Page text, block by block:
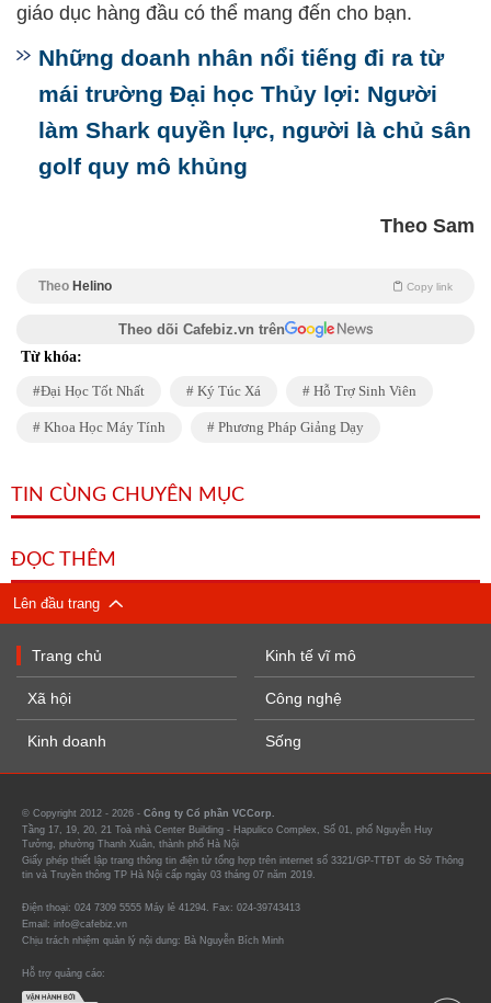
giáo dục hàng đầu có thể mang đến cho bạn.
Những doanh nhân nổi tiếng đi ra từ
mái trường Đại học Thủy lợi: Người
làm Shark quyền lực, người là chủ sân
golf quy mô khủng
Theo Sam
Theo Helino Copy link
Theo dõi Cafebiz.vn trên
Từ khóa:
Đại Học Tốt Nhất Ký Túc Xá Hỗ Trợ Sinh Viên
Khoa Học Máy Tính Phương Pháp Giảng Dạy
TIN CÙNG CHUYÊN MỤC
ĐỌC THÊM
Lên đầu trang
Trang chủ
Xã hội
Kinh doanh
Kinh tế vĩ mô
Công nghệ
Sống
© Copyright 2012 - 2026 - Công ty Cổ phần VCCorp.
Tầng 17, 19, 20, 21 Toà nhà Center Building - Hapulico Complex, Số 01, phố Nguyễn Huy
Tưởng, phường Thanh Xuân, thành phố Hà Nội
Giấy phép thiết lập trang thông tin điện tử tổng hợp trên internet số 3321/GP-TTĐT do Sở Thông
tin và Truyền thông TP Hà Nội cấp ngày 03 tháng 07 năm 2019.
Điện thoại: 024 7309 5555 Máy lẻ 41294. Fax: 024-39743413
Email: info@cafebiz.vn
Chịu trách nhiệm quản lý nội dung: Bà Nguyễn Bích Minh
Hỗ trợ quảng cáo: